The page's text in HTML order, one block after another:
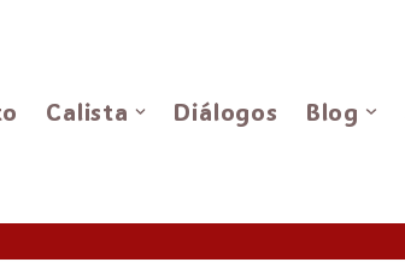
Calista Diálogos Blog